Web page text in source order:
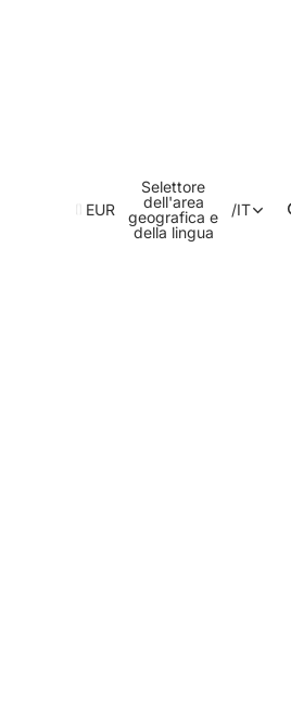
EUR
Selettore
dell'area
geografica e
della lingua
/IT